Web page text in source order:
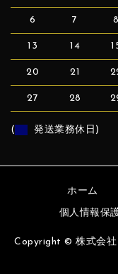
6 7 8
13 14
20 21
27 28
( 発送業務休日)
ホーム
個人情報保
Copyright © 株式会